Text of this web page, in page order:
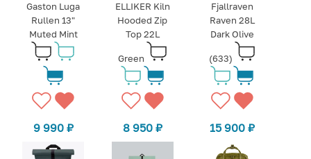
Gaston Luga
Rullen 13"
Muted Mint
9 990 ₽
ELLIKER Kiln
Hooded Zip
Top 22L
Green
8 950 ₽
Fjallraven
Raven 28L
Dark Olive
(633)
15 900 ₽